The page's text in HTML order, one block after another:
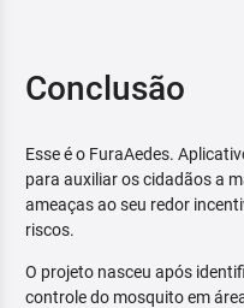
Conclusão
Esse é o FuraAedes.
para auxiliar os cidadãos a
ameaças ao seu redor
riscos.
O projeto nasceu após
controle do mosquito em